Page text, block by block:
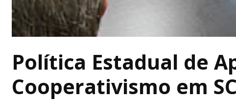
Política Estadual de
Cooperativismo em SC